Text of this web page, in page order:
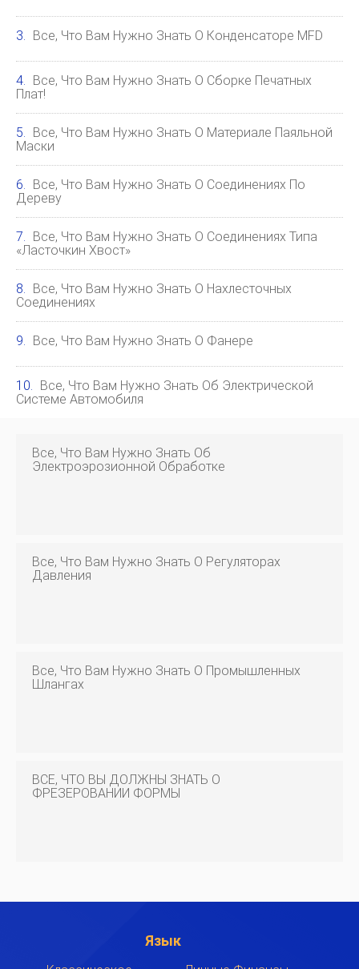
Все, Что Вам Нужно Знать О Конденсаторе MFD
Все, Что Вам Нужно Знать О Сборке Печатных
Плат!
Все, Что Вам Нужно Знать О Материале Паяльной
Маски
Все, Что Вам Нужно Знать О Соединениях По
Дереву
Все, Что Вам Нужно Знать О Соединениях Типа
«ласточкин Хвост»
Все, Что Вам Нужно Знать О Нахлесточных
Соединениях
Все, Что Вам Нужно Знать О Фанере
Все, Что Вам Нужно Знать Об Электрической
Системе Автомобиля
Все, Что Вам Нужно Знать Об
Электроэрозионной Обработке
Все, Что Вам Нужно Знать О Регуляторах
Давления
Все, Что Вам Нужно Знать О Промышленных
Шлангах
ВСЕ, ЧТО ВЫ ДОЛЖНЫ ЗНАТЬ О
ФРЕЗЕРОВАНИИ ФОРМЫ
Язык